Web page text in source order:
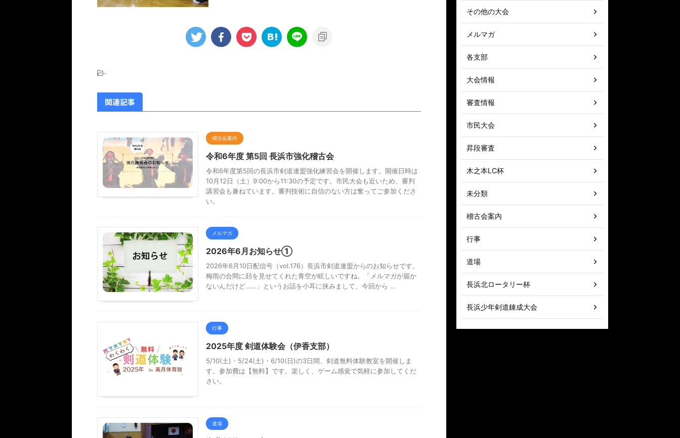
-
関連記事
稽古会案内
令和6年度 第5回 長浜市強化稽古会
令和6年度第5回の長浜市剣道連盟強化練習会を開催します。開催日時は
10月12日（土）9:00から11:30の予定です。市民大会も近いため、審判
講習会も兼ねています。審判技術に自信のない方は奮ってご参加くださ
い。
メルマガ
2026年6月お知らせ①
2026年6月10日配信号（vol.176）長浜市剣道連盟からのお知らせです。
梅雨の合間に顔を見せてくれた青空が眩しいですね。「メルマガが届か
ないんだけど……」というお話を小耳に挟みまして、今回から ...
行事
2025年度 剣道体験会（伊香支部）
5/10(土)・5/24(土)・6/10(日)の3日間、剣道無料体験教室を開催しま
す。参加費は【無料】です。楽しく、ゲーム感覚で気軽に参加してくだ
さい。
道場
その他の大会
メルマガ
各支部
大会情報
審査情報
市民大会
昇段審査
木之本LC杯
未分類
稽古会案内
行事
道場
長浜北ロータリー杯
長浜少年剣道錬成大会